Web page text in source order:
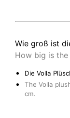
Wie groß ist
How big is the
Die Volla
The Volla
cm.